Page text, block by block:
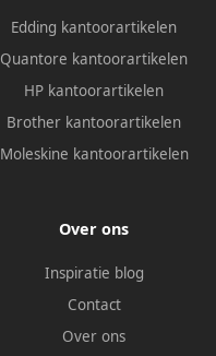
Edding kantoorartikelen
Quantore kantoorartikelen
HP kantoorartikelen
Brother kantoorartikelen
Moleskine kantoorartikelen
Over ons
Inspiratie blog
Contact
Over ons